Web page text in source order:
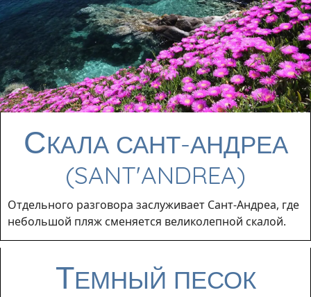
СКАЛА САНТ-АНДРЕА
(SANT'ANDREA)
Отдельного разговора заслуживает Сант-Андреа, где
небольшой пляж сменяется великолепной скалой.
ТЕМНЫЙ ПЕСОК